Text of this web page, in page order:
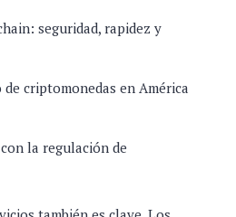
seguridad, rapidez y
criptomonedas en América
la regulación de